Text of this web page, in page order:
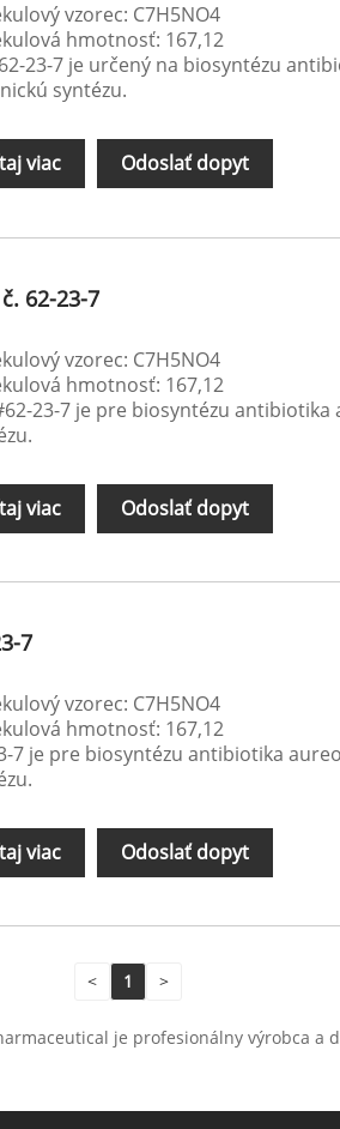
vzorec: C7H5NO4
hmotnosť: 167,12
62-23-7 je určený na biosyntézu
syntézu.
viac Odoslať dopyt
č. 62-23-7
vzorec: C7H5NO4
hmotnosť: 167,12
23-7 je pre biosyntézu
viac Odoslať dopyt
7
vzorec: C7H5NO4
hmotnosť: 167,12
7 je pre biosyntézu antibiotika
viac Odoslať dopyt
< 1 >
je profesionálny výrobca a